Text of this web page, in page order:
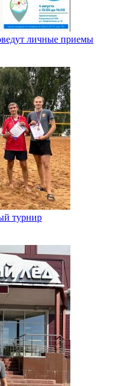
личные приемы
турнир